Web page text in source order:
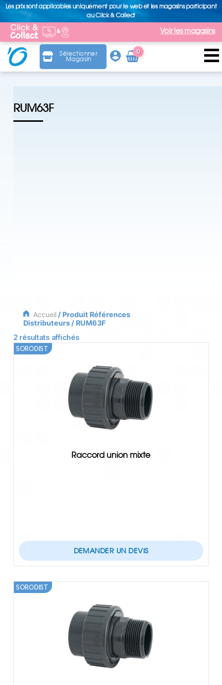
Les prix sont applicables uniquement pour le web et les magasins participant
au Click & Collect
Voir les magasins
Sélectionner
Magasin
0
Arti
cle
RUM63F
Accueil/ Produit Références
Distributeurs / RUM63F
2 résultats affichés
Raccord union mixte
SORODIST
DEMANDER UN DEVIS
SORODIST